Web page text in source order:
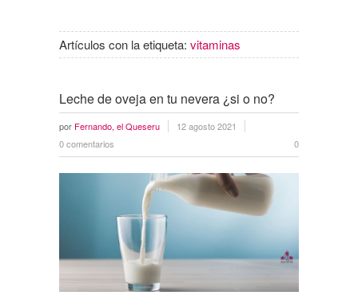
Artículos con la etiqueta: vitaminas
Leche de oveja en tu nevera ¿si o no?
por Fernando, el Queseru
12 agosto 2021
0 comentarios
0